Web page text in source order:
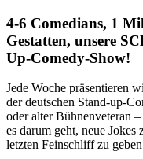
4-6 Comedians, 1
Gestatten, unsere
Up-Comedy-Show!
Jede Woche präsentieren
der deutschen Stand-up-
oder alter Bühnenveteran
es darum geht, neue Jokes
letzten Feinschliff zu